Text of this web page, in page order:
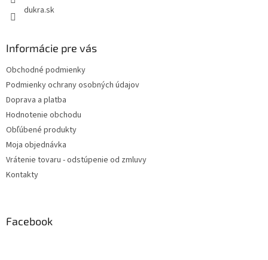
dukra.sk
Informácie pre vás
Obchodné podmienky
Podmienky ochrany osobných údajov
Doprava a platba
Hodnotenie obchodu
Obľúbené produkty
Moja objednávka
Vrátenie tovaru - odstúpenie od zmluvy
Kontakty
Facebook